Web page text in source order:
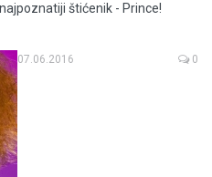
štićenik - Prince!
07.06.2016 0